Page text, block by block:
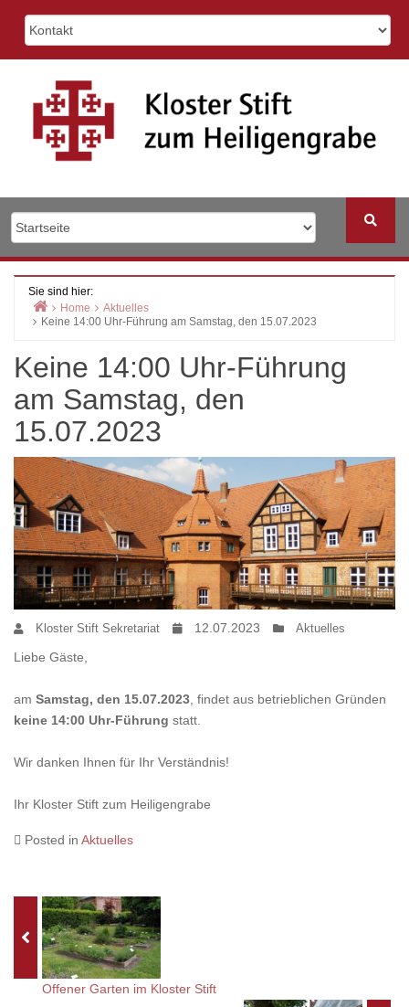
Sie sind hier:
Home
Aktuelles
Keine 14:00 Uhr-Führung am Samstag, den 15.07.2023
Keine 14:00 Uhr-Führung
am Samstag, den
15.07.2023
Kloster Stift Sekretariat 12.07.2023 Aktuelles
Liebe Gäste,
am Samstag, den 15.07.2023 , findet aus betrieblichen Gründen
keine 14:00 Uhr-Führung statt.
Wir danken Ihnen für Ihr Verständnis!
Ihr Kloster Stift zum Heiligengrabe
Posted in Aktuelles
Offener Garten im Kloster Stift